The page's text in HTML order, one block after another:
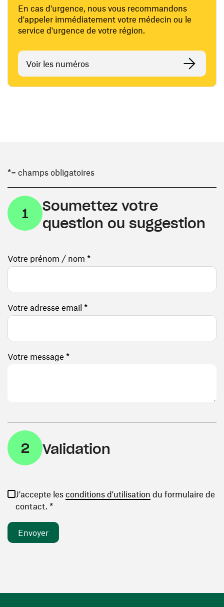
En cas d'urgence, nous vous recommandons
d'appeler immédiatement votre médecin ou le
service d'urgence de votre région.
Voir les numéros
*= champs obligatoires
1
Soumettez votre
question ou suggestion
Votre prénom / nom *
Votre adresse email *
Votre message *
2 Validation
J'accepte les conditions d'utilisation (ouvre une
du formulaire de
contact. *